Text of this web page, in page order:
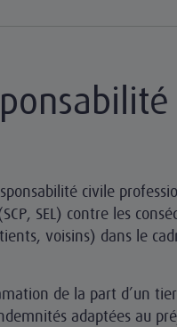
civile
SEL) contre les
voisins) dans le
de la part d’un
adaptées au